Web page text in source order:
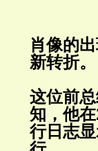
肖像的
新转折。
这位前
知，他在
行日志